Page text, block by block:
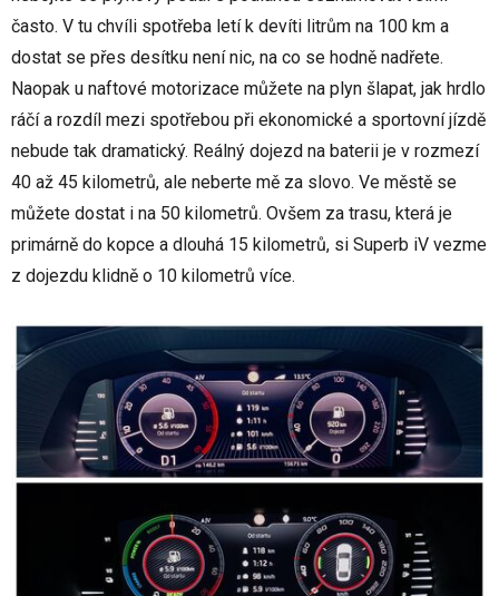
často. V tu chvíli spotřeba letí k devíti litrům na 100 km a
dostat se přes desítku není nic, na co se hodně nadřete.
Naopak u naftové motorizace můžete na plyn šlapat, jak hrdlo
ráčí a rozdíl mezi spotřebou při ekonomické a sportovní jízdě
nebude tak dramatický. Reálný dojezd na baterii je v rozmezí
40 až 45 kilometrů, ale neberte mě za slovo. Ve městě se
můžete dostat i na 50 kilometrů. Ovšem za trasu, která je
primárně do kopce a dlouhá 15 kilometrů, si Superb iV vezme
z dojezdu klidně o 10 kilometrů více.